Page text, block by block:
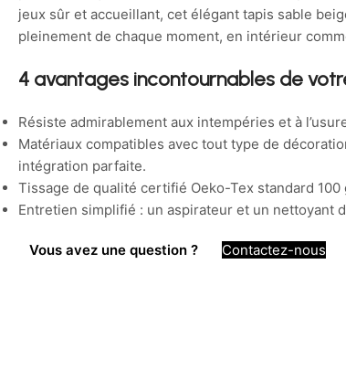
jeux sûr et accueillant, cet élégant tapis sable
pleinement de chaque moment, en intérieur
4 avantages incontournables de
Résiste admirablement aux intempéries et à
Matériaux compatibles avec tout type de
intégration parfaite.
Tissage de qualité certifié Oeko-Tex standard
Entretien simplifié : un aspirateur et un nettoyant
Vous avez une question ? Contactez-nous